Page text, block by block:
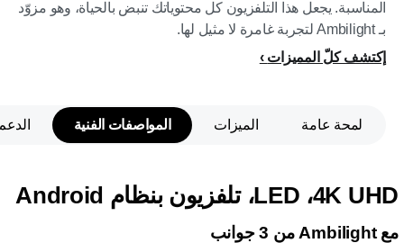
المناسبة. يجعل هذا التلفزيون كل محتوياتك تنبض بالحياة، وهو مزوّد
بـ Ambilight لتجربة غامرة لا مثيل لها.
إكتشف كلّ المميزات
لمحة عامة الميزات المواصفات الفنية
4K UHD،‏ LED، تلفزيون بنظام Android
مع Ambilight‏ من 3 جوانب